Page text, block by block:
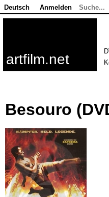
artfilm.net
Besouro
Deutsch Anmelden